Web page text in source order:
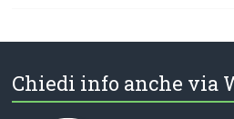
Chiedi info anche via